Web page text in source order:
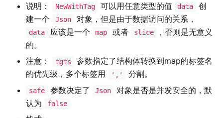
说明： NewWithTag 可以用任意类型的值 data
创
建一个
Json 对象，但是由于数据访问的关系，
data 应该是一个 map 或者 slice
，否则是无意义
的。
注意：
tgts
参数指定了结构体转换到map的标签名
的优先级，多个标签用
',' 分割。
safe 参数决定了 Json
对象是否是并发安全的，默
认为
false